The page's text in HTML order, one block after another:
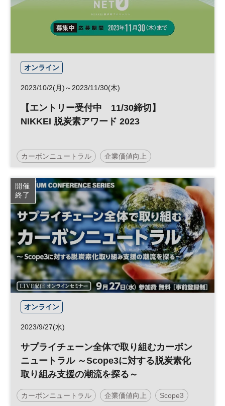
日経産業新聞フォーラム
オンライン
2023/10/2(月)～2023/11/30(木)
【エントリー受付中 11/30締切】
NIKKEI 脱炭素アワード 2023
カーボンニュートラル 企業価値向上
サーキュラーエコノミー NIKKEI脱炭素プロジェクト
社会課題 サステナビリティ 企業価値 脱炭素
アワード エネルギー サステナブル 投資
ESG 経営戦略 ESG投資 生物多様性
開催
終了
オンライン
2023/9/27(水)
サプライチェーン全体で取り組むカーボン
ニュートラル ～Scope3に対する脱炭素化
取り組み支援の潮流を探る～
カーボンニュートラル 企業価値向上 Scope3